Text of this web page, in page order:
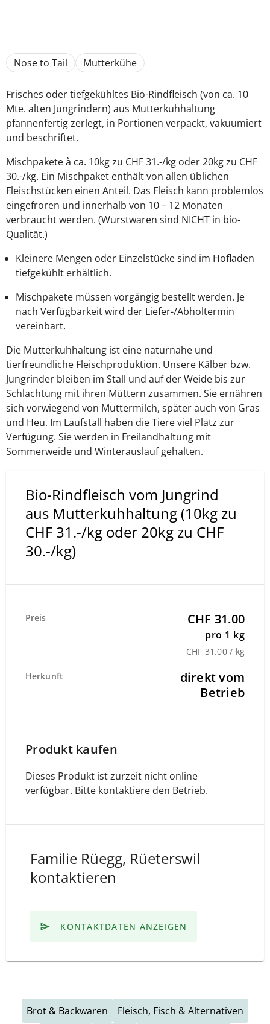
Nose to Tail Mutterkühe
Frisches oder tiefgekühltes Bio-Rindfleisch (von ca. 10
Mte. alten Jungrindern) aus Mutterkuhhaltung
pfannenfertig zerlegt, in Portionen verpackt, vakuumiert
und beschriftet.
Mischpakete à ca. 10kg zu CHF 31.-/kg oder 20kg zu CHF
30.-/kg. Ein Mischpaket enthält von allen üblichen
Fleischstücken einen Anteil. Das Fleisch kann problemlos
eingefroren und innerhalb von 10 – 12 Monaten
verbraucht werden. (Wurstwaren sind NICHT in bio-
Qualität.)
Kleinere Mengen oder Einzelstücke sind im Hofladen
tiefgekühlt erhältlich.
Mischpakete müssen vorgängig bestellt werden. Je
nach Verfügbarkeit wird der Liefer-/Abholtermin
vereinbart.
Die Mutterkuhhaltung ist eine naturnahe und
tierfreundliche Fleischproduktion. Unsere Kälber bzw.
Jungrinder bleiben im Stall und auf der Weide bis zur
Schlachtung mit ihren Müttern zusammen. Sie ernähren
sich vorwiegend von Muttermilch, später auch von Gras
und Heu. Im Laufstall haben die Tiere viel Platz zur
Verfügung. Sie werden in Freilandhaltung mit
Sommerweide und Winterauslauf gehalten.
Bio-Rindfleisch vom Jungrind
aus Mutterkuhhaltung (10kg zu
CHF 31.-/kg oder 20kg zu CHF
30.-/kg)
Preis CHF 31.00
pro 1 kg
CHF 31.00 / kg
Herkunft
direkt vom
Betrieb
Produkt kaufen
Dieses Produkt ist zurzeit nicht online
verfügbar. Bitte kontaktiere den Betrieb.
Familie Rüegg, Rüeterswil
kontaktieren
KONTAKTDATEN ANZEIGEN
Brot & Backwaren
Fleisch, Fisch & Alternativen